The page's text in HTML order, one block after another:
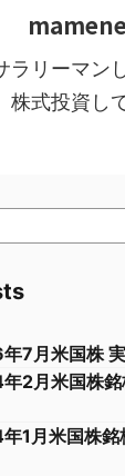
ラリーマン
株式投資し
7月米国株
年2月米国株
年1月米国株